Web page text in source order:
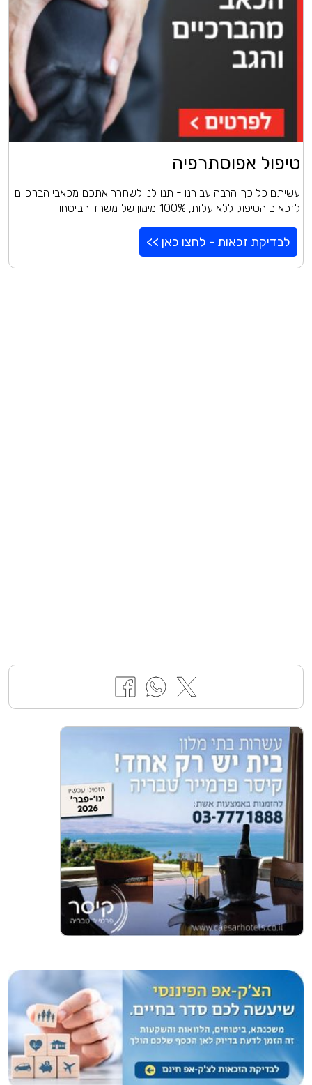
טיפול אפוסתרפיה
עשיתם כל כך הרבה עבורנו - תנו לנו לשחרר אתכם מכאבי הברכיים
לזכאים הטיפול ללא עלות, 100% מימון של משרד הביטחון
לבדיקת זכאות - לחצו כאן >>